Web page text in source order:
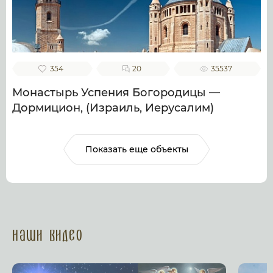
354 20 35537
Монастырь Успения Богородицы —
Дормицион, (Израиль, Иерусалим)
Показать еще объекты
Наши Видео